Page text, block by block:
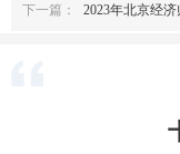
下一篇： 2023年北京经